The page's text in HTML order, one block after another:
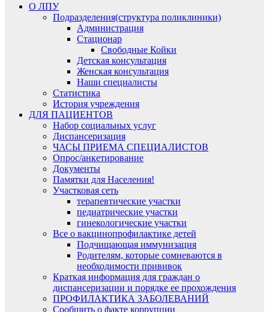
О ЛПУ
Подразделения(структура поликлиники)
Администрация
Стационар
Свободные Койки
Детская консультация
Женская консультация
Наши специалисты
Статистика
История учреждения
ДЛЯ ПАЦИЕНТОВ
Набор социальных услуг
Диспансеризация​
ЧАСЫ ПРИЕМА СПЕЦИАЛИСТОВ
Опрос/анкетирование
Документы
Памятки для Населения!
Участковая сеть
терапевтические участки
педиатрические участки
гинекологические участки
Все о вакцинопрофилактике детей
Подчищающая иммунизация
Родителям, которые сомневаются в
необходимости прививок
Краткая информация для граждан о
диспансеризации и порядке ее прохождения
ПРОФИЛАКТИКА ЗАБОЛЕВАНИЙ
Сообщить о факте коррупции